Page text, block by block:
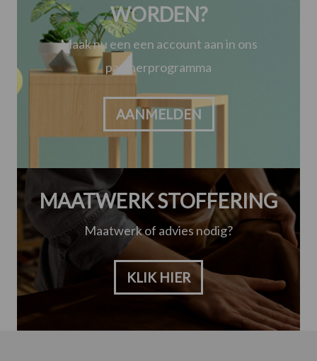
WORDEN?
Maak nu een een account aan in ons
partnerprogramma
AANMELDEN
MAATWERK STOFFERING
Maatwerk of advies nodig?
KLIK HIER